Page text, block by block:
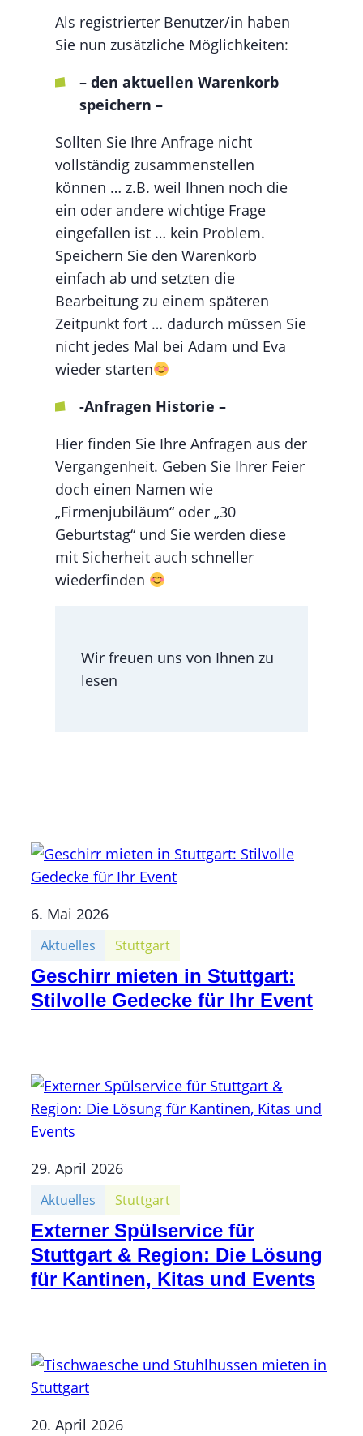
Als registrierter Benutzer/in haben
Sie nun zusätzliche Möglichkeiten:
– den aktuellen Warenkorb
speichern –
Sollten Sie Ihre Anfrage nicht
vollständig zusammenstellen
können … z.B. weil Ihnen noch die
ein oder andere wichtige Frage
eingefallen ist … kein Problem.
Speichern Sie den Warenkorb
einfach ab und setzten die
Bearbeitung zu einem späteren
Zeitpunkt fort … dadurch müssen Sie
nicht jedes Mal bei Adam und Eva
wieder starten
-Anfragen Historie –
Hier finden Sie Ihre Anfragen aus der
Vergangenheit. Geben Sie Ihrer Feier
doch einen Namen wie
„Firmenjubiläum“ oder „30
Geburtstag“ und Sie werden diese
mit Sicherheit auch schneller
wiederfinden
Wir freuen uns von Ihnen zu
lesen
6. Mai 2026
Aktuelles Stuttgart
Geschirr mieten in Stuttgart:
Stilvolle Gedecke für Ihr Event
29. April 2026
Aktuelles Stuttgart
Externer Spülservice für
Stuttgart & Region: Die Lösung
für Kantinen, Kitas und Events
20. April 2026